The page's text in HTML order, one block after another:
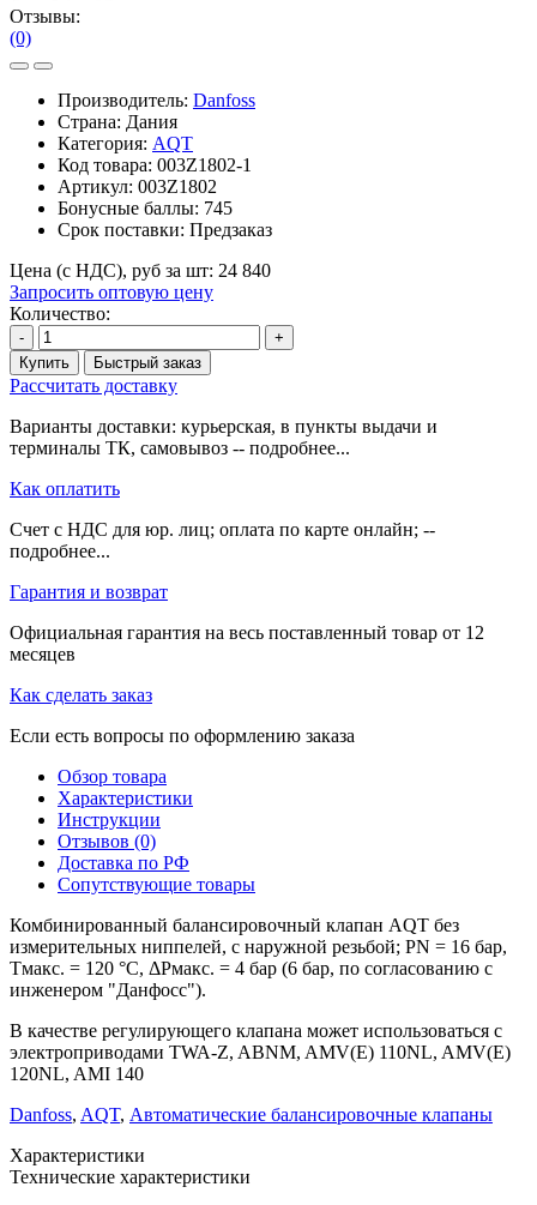
Отзывы:
(0)
Производитель: Danfoss
Страна: Дания
Категория: AQT
Код товара: 003Z1802-1
Артикул: 003Z1802
Бонусные баллы: 745
Срок поставки: Предзаказ
Цена (с НДС), руб за шт: 24 840
Запросить оптовую цену
Количество:
-
+
Купить
Быстрый заказ
Рассчитать доставку
Варианты доставки: курьерская, в пункты выдачи и
терминалы ТК, самовывоз -- подробнее...
Как оплатить
Счет с НДС для юр. лиц; оплата по карте онлайн; --
подробнее...
Гарантия и возврат
Официальная гарантия на весь поставленный товар от 12
месяцев
Как сделать заказ
Если есть вопросы по оформлению заказа
Обзор товара
Характеристики
Инструкции
Отзывов (0)
Доставка по РФ
Сопутствующие товары
Комбинированный балансировочный клапан AQT без
измерительных ниппелей, с наружной резьбой; PN = 16 бар,
Тмакс. = 120 °С, ΔРмакс. = 4 бар (6 бар, по согласованию с
инженером "Данфосс").
В качестве регулирующего клапана может использоваться с
электроприводами TWA-Z, ABNM, AMV(E) 110NL, AMV(E)
120NL, AMI 140
Danfoss, AQT, Автоматические балансировочные клапаны
Характеристики
Технические характеристики